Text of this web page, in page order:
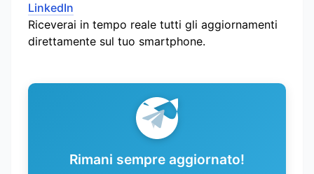
LinkedIn
Riceverai in tempo reale tutti gli aggiornamenti
direttamente sul tuo smartphone.
Rimani sempre aggiornato!